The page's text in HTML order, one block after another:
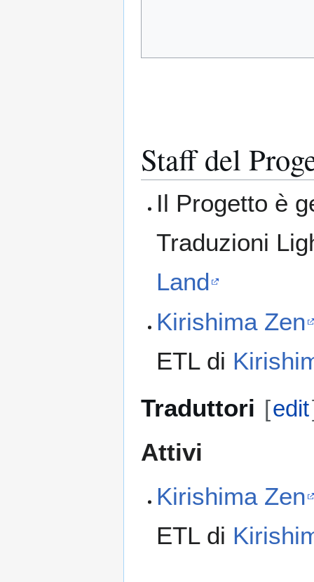
Staff del
Il Progetto è
Traduzioni
Land
Kirishima Zen
ETL di
Traduttori [edit
Attivi
Kirishima Zen
ETL di